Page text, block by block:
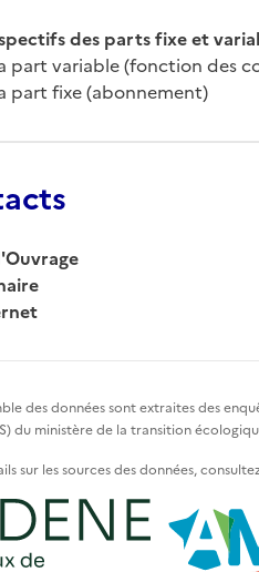
des parts fixe et
part variable (fonction des
part fixe (abonnement)
des données sont extraites des
du ministère de la transition
sur les sources des données,